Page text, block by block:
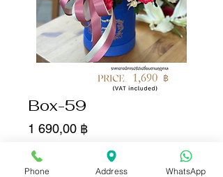
Box-59
1 690,00 ฿Цена
Количество
Phone Address WhatsApp